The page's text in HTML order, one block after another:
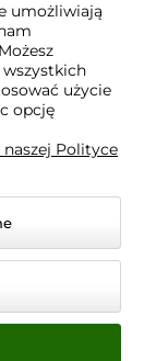
umożliwiają
użycie
opcję
Polityce